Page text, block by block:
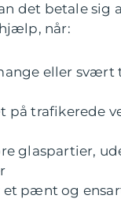
det betale sig
når:
eller
på trafikerede
glaspartier,
et pænt og